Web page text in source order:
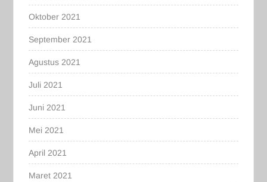
Oktober 2021
September 2021
Agustus 2021
Juli 2021
Juni 2021
Mei 2021
April 2021
Maret 2021